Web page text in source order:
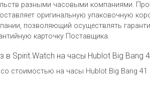
разными часовыми компаниями.
оригинальную упаковочную
позволяющий осуществлять
карточку Поставщика.
в Spirit.Watch на часы Hublot Big Bang
стоимостью на часы Hublot Big Bang 41